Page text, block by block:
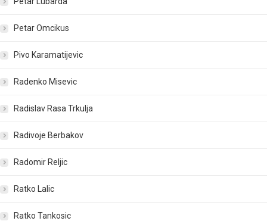
Petar Omcikus
Pivo Karamatijevic
Radenko Misevic
Radislav Rasa Trkulja
Radivoje Berbakov
Radomir Reljic
Ratko Lalic
Ratko Tankosic